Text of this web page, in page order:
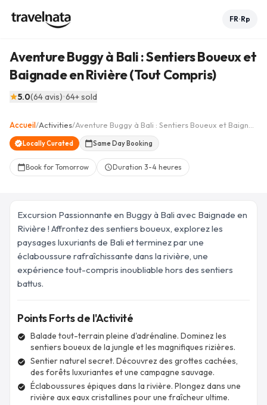
FR•Rp
Aventure Buggy à Bali : Sentiers Boueux et
Baignade en Rivière (Tout Compris)
star5.0(64avis)•64+ sold
favorite_border
+3
Accueil/Activities/
verifiedLocally Curated calendar_todaySame Day Booking
calendar_todayBook for Tomorrow scheduleDuration 3-4 heures
Excursion Passionnante en Buggy à Bali avec Baignade en
Rivière ! Affrontez des sentiers boueux, explorez les
paysages luxuriants de Bali et terminez par une
éclaboussure rafraîchissante dans la rivière, une
expérience tout-compris inoubliable hors des sentiers
battus.
Points Forts de l'Activité
check_circle
Balade tout-terrain pleine d'adrénaline. Dominez les
sentiers boueux de la jungle et les magnifiques rizières.
check_circle
Sentier naturel secret. Découvrez des grottes cachées,
des forêts luxuriantes et une campagne sauvage.
check_circle
Éclaboussures épiques dans la rivière. Plongez dans une
rivière aux eaux cristallines pour une fraîcheur ultime.